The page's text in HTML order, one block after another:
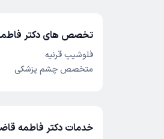
تخصص های دکتر
فلوشیپ قرنیه
متخصص چشم پزشکی
خدمات دکتر فاطمه